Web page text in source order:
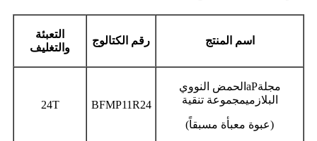
اسم المنتج رقم الكتالوج
التعبئة
والتغليف
مجلةaP الحمض النووي
البلازميمجموعة تنقية
(عبوة معبأة مسبقاً)
BFMP11R24
24T